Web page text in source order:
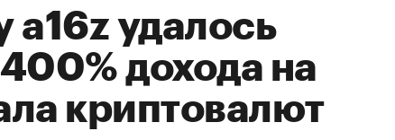
a16z удалось
дохода на
криптовалют